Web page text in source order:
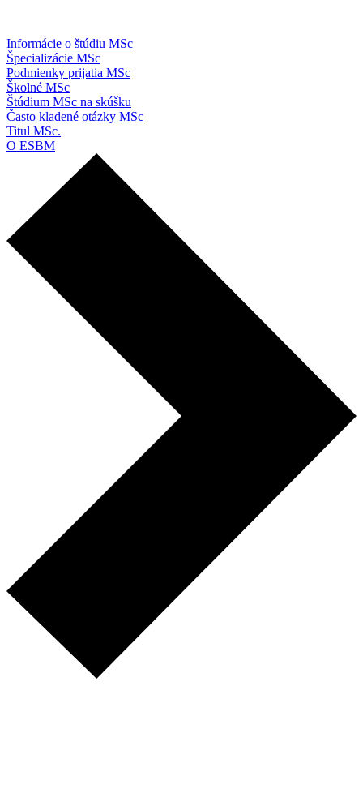
Informácie o štúdiu MSc
Špecializácie MSc
Podmienky prijatia MSc
Školné MSc
Štúdium MSc na skúšku
Často kladené otázky MSc
Titul MSc.
O ESBM